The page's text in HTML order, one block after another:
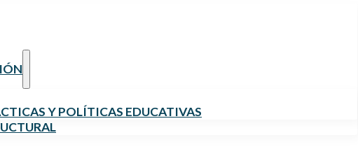
Y POLÍTICAS EDUCATIVAS